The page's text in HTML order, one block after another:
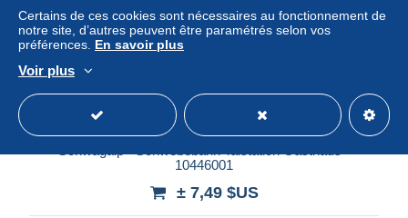
10446001
± 7,49 $US
Certains de ces cookies sont nécessaires au fonctionnement de
notre site, d’autres peuvent être paramétrés selon vos
préférences. En savoir plus
Voir plus